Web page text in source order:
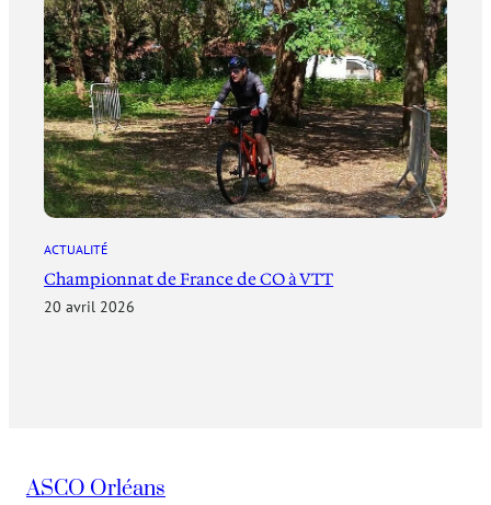
ACTUALITÉ
Championnat de France de CO à VTT
20 avril 2026
ASCO Orléans